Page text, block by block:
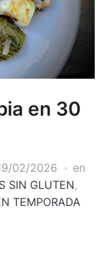
en 30
02/2026
en
SIN GLUTEN,
TEMPORADA